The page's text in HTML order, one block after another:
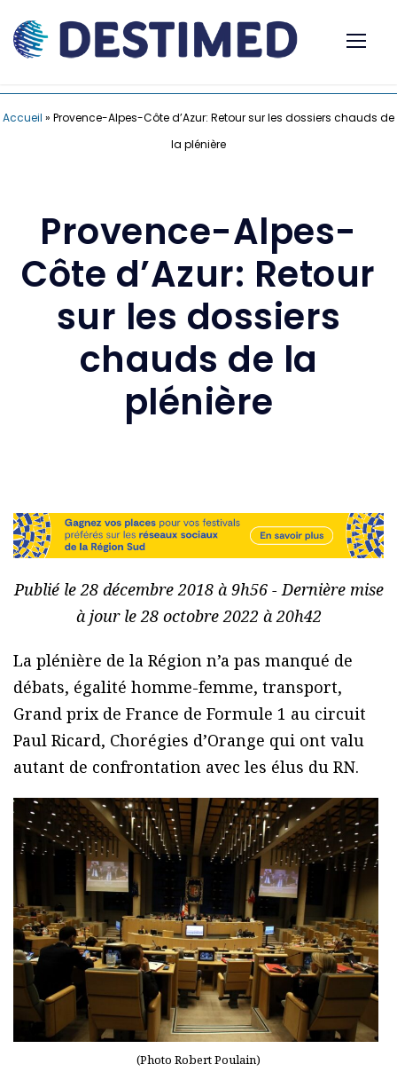
Accueil » Provence-Alpes-Côte d’Azur: Retour sur les dossiers chauds de
la plénière
Provence-Alpes-
Côte d’Azur: Retour
sur les dossiers
chauds de la
plénière
Publié le 28 décembre 2018 à 9h56 - Dernière mise
à jour le 28 octobre 2022 à 20h42
La plénière de la Région n’a pas manqué de
débats, égalité homme-femme, transport,
Grand prix de France de Formule 1 au circuit
Paul Ricard, Chorégies d’Orange qui ont valu
autant de confrontation avec les élus du RN.
(Photo Robert Poulain)